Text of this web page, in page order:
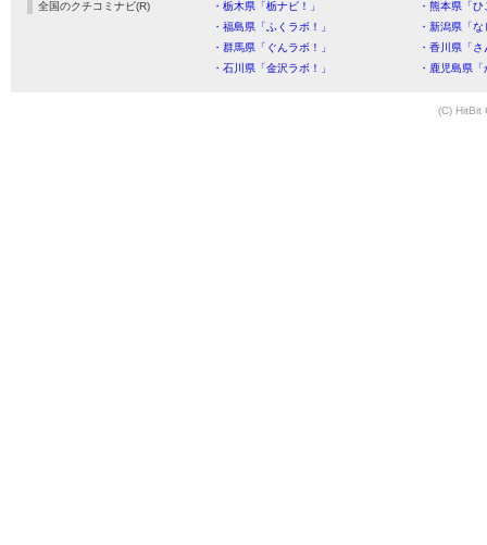
全国のクチコミナビ(R) ・栃木県「栃ナビ！」
・熊本県「
・福島県「ふくラボ！」
・新潟県「
・群馬県「ぐんラボ！」
・香川県「
・石川県「金沢ラボ！」
・鹿児島県
(C) HitBit